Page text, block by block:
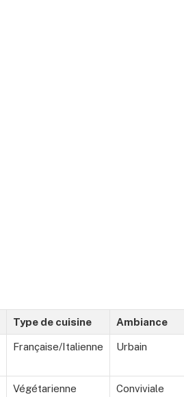
Type de cuisine Ambiance
Française/Italienne Urbain
Végétarienne Conviviale